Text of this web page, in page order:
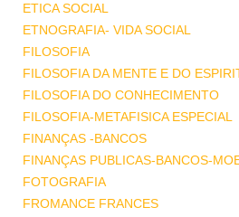
ETICA SOCIAL
ETNOGRAFIA- VIDA SOCIAL
FILOSOFIA
FILOSOFIA DA MENTE E DO
FILOSOFIA DO CONHECIMENTO
FILOSOFIA-METAFISICA ESPECIAL
FINANÇAS -BANCOS
FINANÇAS PUBLICAS-BANCOS-
FOTOGRAFIA
FROMANCE FRANCES